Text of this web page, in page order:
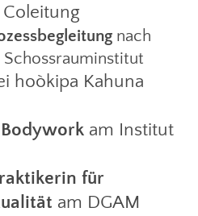
nach
Schossrauminstitut
hoòkipa Kahuna
am Institut
für
am DGAM